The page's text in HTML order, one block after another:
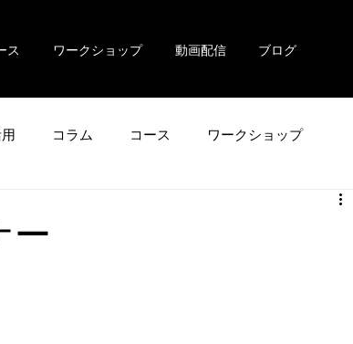
ス ワークショップ 動画配信 ブログ
コラム コース ワークショップ
ー